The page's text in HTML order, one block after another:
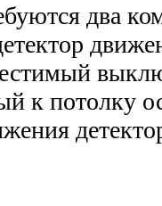
два
к потолку